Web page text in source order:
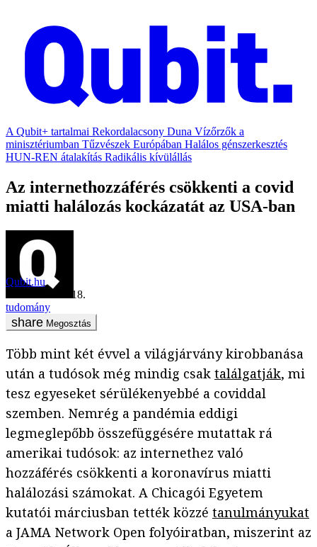
A Qubit+ tartalmai Rekordalacsony Duna Vízőrzők a
minisztériumban Tűzvészek Európában Halálos génszerkesztés
HUN-REN átalakítás Radikális kívülállás
Az internethozzáférés csökkenti a covid
miatti halálozás kockázatát az USA-ban
Qubit.hu
2022. március 18.
tudomány
Megosztás
Több mint két évvel a világjárvány kirobbanása
után a tudósok még mindig csak találgatják, mi
tesz egyeseket sérülékenyebbé a coviddal
szemben. Nemrég a pandémia eddigi
legmeglepőbb összefüggésére mutattak rá
amerikai tudósok: az internethez való
hozzáférés csökkenti a koronavírus miatti
halálozási számokat. A Chicagói Egyetem
kutatói márciusban tették közzé tanulmányukat
a JAMA Network Open folyóiratban, miszerint az